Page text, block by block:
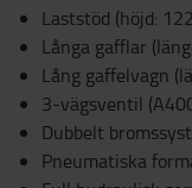
Laststöd (höjd:
Långa gafflar
Lång gaffelvagn
3-vägsventil
Dubbelt
Pneumatiska